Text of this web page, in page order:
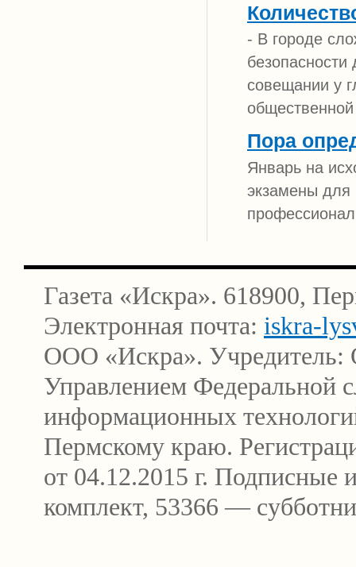
- В городе
совещании у
Пора
Январь на
экзамены для
Газета «Искра». 618900,
Электронная почта: iskra-
ООО «Искра». Учредитель:
Управлением Федеральной
информационных
Пермскому краю.
от 04.12.2015 г.
комплект, 53366 —